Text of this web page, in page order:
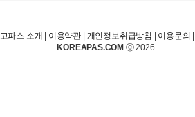
고파스 소개 이용약관 개인정보취급방침 이용문의
KOREAPAS.COM ⓒ 2026